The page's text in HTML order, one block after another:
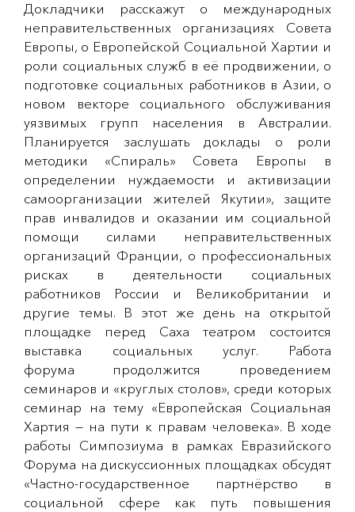
Докладчики расскажут о международных
неправительственных организациях Совета
Европы, о Европейской Социальной Хартии и
роли социальных служб в её продвижении, о
подготовке социальных работников в Азии, о
новом векторе социального обслуживания
уязвимых групп населения в Австралии.
Планируется заслушать доклады о роли
методики «Спираль» Совета Европы в
определении нуждаемости и активизации
самоорганизации жителей Якутии», защите
прав инвалидов и оказании им социальной
помощи силами неправительственных
организаций Франции, о профессиональных
рисках в деятельности социальных
работников России и Великобритании и
другие темы. В этот же день на открытой
площадке перед Саха театром состоится
выставка социальных услуг. Работа
форума продолжится проведением
семинаров и «круглых столов», среди которых
семинар на тему «Европейская Социальная
Хартия — на пути к правам человека». В ходе
работы Симпозиума в рамках Евразийского
Форума на дискуссионных площадках обсудят
«Частно-государственное партнёрство в
социальной сфере как путь повышения